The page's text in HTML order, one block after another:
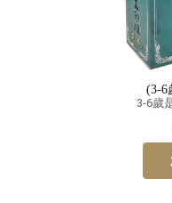
(3-6
3-6歲